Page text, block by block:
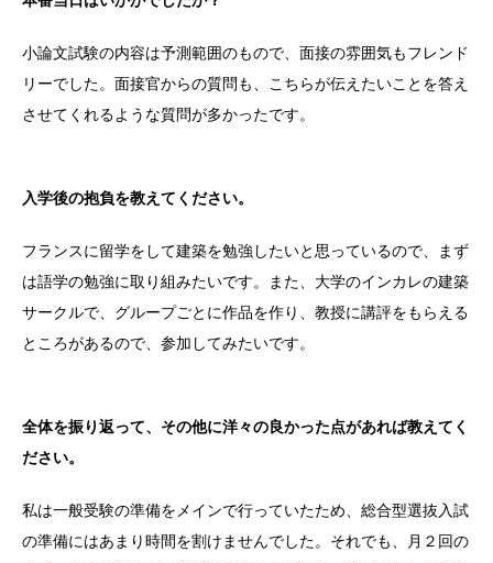
小論文試験の内容は予測範囲のもので、面接の雰囲気もフレンド
リーでした。面接官からの質問も、こちらが伝えたいことを答え
させてくれるような質問が多かったです。
入学後の抱負を教えてください。
フランスに留学をして建築を勉強したいと思っているので、まず
は語学の勉強に取り組みたいです。また、大学のインカレの建築
サークルで、グループごとに作品を作り、教授に講評をもらえる
ところがあるので、参加してみたいです。
全体を振り返って、その他に洋々の良かった点があれば教えてく
ださい。
私は一般受験の準備をメインで行っていたため、総合型選抜入試
の準備にはあまり時間を割けませんでした。それでも、月２回の